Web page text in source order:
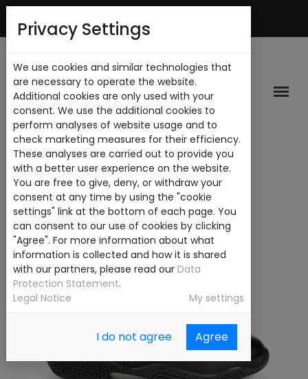
Privacy Settings
We use cookies and similar technologies that
are necessary to operate the website.
Additional cookies are only used with your
consent. We use the additional cookies to
perform analyses of website usage and to
check marketing measures for their efficiency.
These analyses are carried out to provide you
with a better user experience on the website.
You are free to give, deny, or withdraw your
consent at any time by using the "cookie
settings" link at the bottom of each page. You
can consent to our use of cookies by clicking
"Agree". For more information about what
information is collected and how it is shared
with our partners, please read our Data
Protection Statement.
Legal Notice
My settings
I do not agree Agree